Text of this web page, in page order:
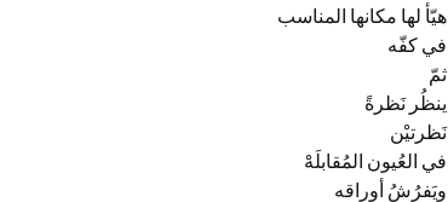
هيّأ لها مكانها المناسب
في كفّه
ثمّ
ينظُر نَظرةً
نَظرتيْن
في العُيون المُقابلَهْ
ويَفرُشُ أوراقه